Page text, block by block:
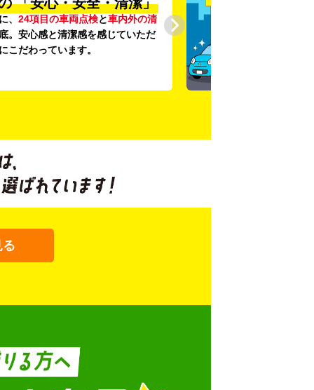
、 24項目の車両点検と車内外の清
。安心感と清潔感を感じていただ
こだわっています。